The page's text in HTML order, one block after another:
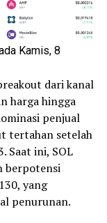
Kamis, 8
dari kanal
harga hingga
penjual
tertahan setelah
Saat ini, SOL
berpotensi
yang
penurunan.